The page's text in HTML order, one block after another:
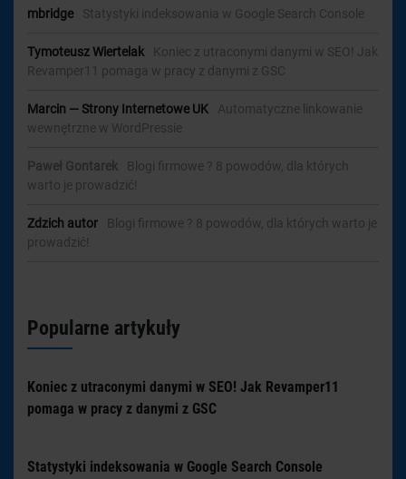
mbridge- Statystyki indeksowania w Google Search Console
Tymoteusz Wiertelak
Koniec z utraconymi danymi w SEO! Jak
Revamper11 pomaga w pracy z danymi z GSC
Marcin — Strony Internetowe UK
Automatyczne linkowanie
wewnętrzne w WordPressie
Paweł Gontarek
Blogi firmowe ? 8 powodów, dla których
warto je prowadzić!
Zdzich autor
Blogi firmowe ? 8 powodów, dla których warto je
prowadzić!
Popularne artykuły
Koniec z utraconymi danymi w SEO! Jak Revamper11
pomaga w pracy z danymi z GSC
Statystyki indeksowania w Google Search Console